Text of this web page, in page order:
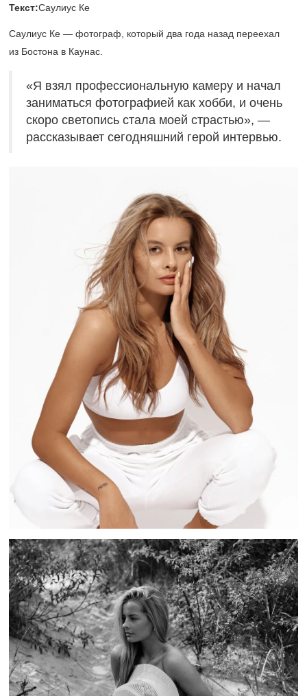
Текст:Саулиус Ке
Саулиус Ке — фотограф, который два года назад переехал
из Бостона в Каунас.
«Я взял профессиональную камеру и начал
заниматься фотографией как хобби, и очень
скоро светопись стала моей страстью», —
рассказывает сегодняшний герой интервью.